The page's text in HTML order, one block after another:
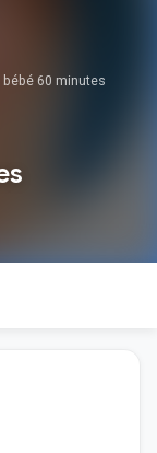
60 minutes